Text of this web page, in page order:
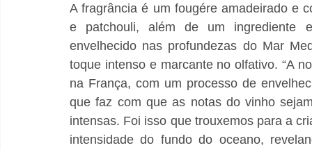
A fragrância é um fougére amadeirado e
e patchouli, além de um ingrediente
envelhecido nas profundezas do Mar
toque intenso e marcante no olfativo. “A
na França, com um processo de
que faz com que as notas do vinho
intensas. Foi isso que trouxemos para a
intensidade do fundo do oceano,